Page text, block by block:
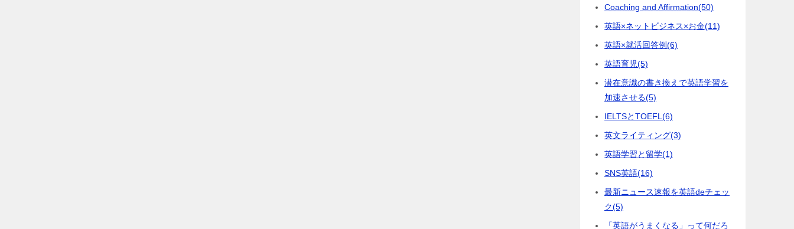
Coaching and Affirmation(50)
英語×ネットビジネス×お金(11)
英語×就活回答例(6)
英語育児(5)
潜在意識の書き換えで英語学習を
加速させる(5)
IELTSとTOEFL (6)
英文ライティング(3)
英語学習と留学(1)
SNS英語(16)
最新ニュース速報を英語deチェッ
ク(5)
「英語がうまくなる」って何だろ